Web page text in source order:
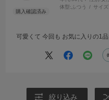
体型:ふつう サイズ:
可愛くて 今回も お気に入りの1
絞り込み